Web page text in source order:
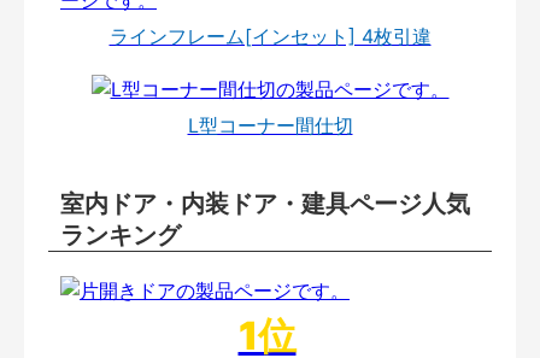
ラインフレーム[インセット] 4枚引違
L型コーナー間仕切
室内ドア・内装ドア・建具ページ人気
ランキング